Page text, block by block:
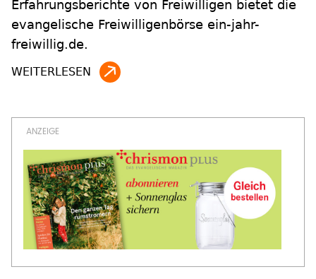
Erfahrungsberichte von Freiwilligen bietet die
evangelische Freiwilligenbörse ein-jahr-
freiwillig.de.